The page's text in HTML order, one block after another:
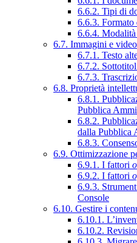
6.6.2. Tipi di
6.6.3. Formato
6.6.4.
6.7. Immagini e video
6.7.1. Testo
6.7.2.
6.7.3.
6.8. Proprietà
6.8.1.
Pubblica
6.8.2.
dalla Pubblica
6.8.3.
6.9. Ottimizzazione
6.9.1. I fattori
6.9.2. I fattori
6.9.3.
Console
6.10. Gestire i
6.10.1.
6.10.2.